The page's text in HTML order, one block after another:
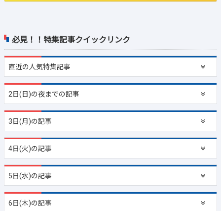
必見！！特集記事クイックリンク
直近の人気特集記事
2日(日)の夜までの記事
3日(月)の記事
4日(火)の記事
5日(水)の記事
6日(木)の記事